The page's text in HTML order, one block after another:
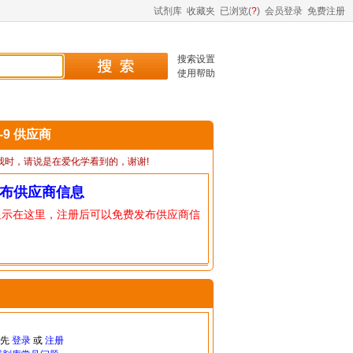
试剂库 收藏夹 已浏览(?) 会员登录 免费注册
搜索设置
使用帮助
供应商
时，请说是在爱化学看到的，谢谢!
供应商信息
在这里，注册后可以免费发布供应商信
登录或 注册